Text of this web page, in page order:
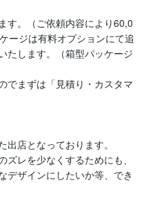
す。（ご依頼内容により60,0
ージは有料オプションにて追
たします。（箱型パッケージ
でまずは「見積り・カスタマ
店となっております。
レを少なくするためにも、
デザインにしたいか等、でき